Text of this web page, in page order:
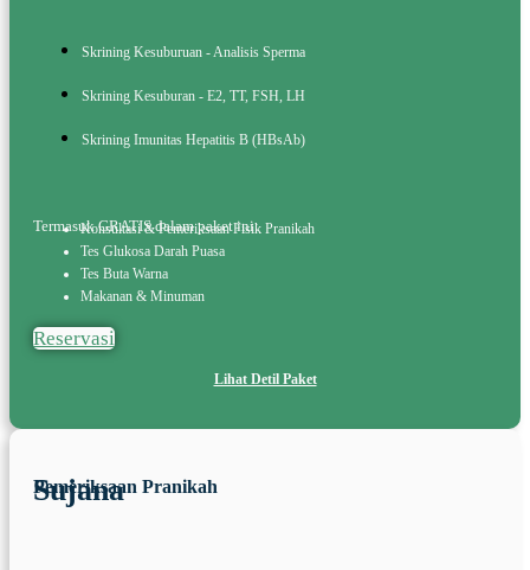
Skrining Kesuburuan - Analisis Sperma
Skrining Kesuburan - E2, TT, FSH, LH
Skrining Imunitas Hepatitis B (HBsAb)
Termasuk GRATIS dalam paket ini:
Konsultasi & Pemeriksaan Fisik Pranikah
Tes Glukosa Darah Puasa
Tes Buta Warna
Makanan & Minuman
Reservasi
Lihat Detil Paket
Pemeriksaan Pranikah
Sujana